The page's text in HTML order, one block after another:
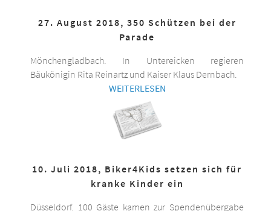
27. August 2018, 350 Schützen bei der
Parade
Mönchengladbach. In Untereicken regieren
Bäukönigin Rita Reinartz und Kaiser Klaus Dernbach.
WEITERLESEN
10. Juli 2018, Biker4Kids setzen sich für
kranke Kinder ein
Düsseldorf. 100 Gäste kamen zur Spendenübergabe